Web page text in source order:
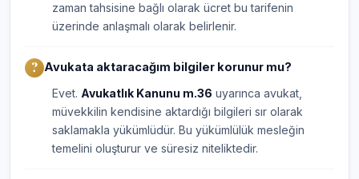
zaman tahsisine bağlı olarak ücret bu tarifenin
üzerinde anlaşmalı olarak belirlenir.
Avukata aktaracağım bilgiler korunur mu?
Evet. Avukatlık Kanunu m.36 uyarınca avukat,
müvekkilin kendisine aktardığı bilgileri sır olarak
saklamakla yükümlüdür. Bu yükümlülük mesleğin
temelini oluşturur ve süresiz niteliktedir.